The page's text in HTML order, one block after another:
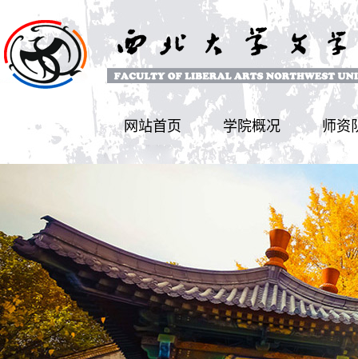
网站首页 学院概况 师资